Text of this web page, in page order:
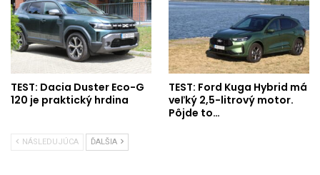
TEST: Dacia Duster Eco-G
120 je praktický hrdina
TEST: Ford Kuga Hybrid má
veľký 2,5-litrový motor.
Pôjde to…
NÁSLEDUJÚCA ĎALŠIA